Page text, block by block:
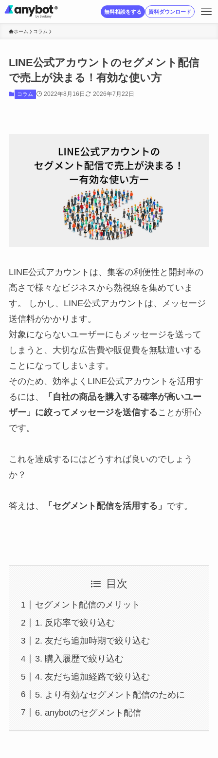
無料相談をする 資料ダウンロード
ホーム コラム
LINE公式アカウントのセグメント配信
で売上が決まる！有効な使い方
コラム 2022年8月16日 2026年7月22日
LINE公式アカウントは、集客の利便性と開封率の
高さで様々なビジネスから熱視線を集めていま
す。 しかし、LINE公式アカウントは、メッセージ
送信料がかかります。
対象にならないユーザーにもメッセージを送って
しまうと、大切な広告費や販促費を無駄遣いする
ことになってしまいます。
そのため、効率よくLINE公式アカウントを活用す
るには、
「自社の商品を購入する確率が高いユー
ザー」に絞ってメッセージを送信することが肝心
です。
これを達成するにはどうすれば良いのでしょう
か？
答えは、 「セグメント配信を活用する」 です。
目次
セグメント配信のメリット
1. 反応率で絞り込む
2. 友だち追加時期で絞り込む
3. 購入履歴で絞り込む
4. 友だち追加経路で絞り込む
5. より有効なセグメント配信のために
6. anybotのセグメント配信